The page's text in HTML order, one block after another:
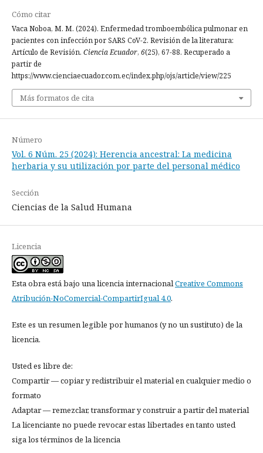
Cómo citar
Vaca Noboa, M. M. (2024). Enfermedad tromboembólica pulmonar en
pacientes con infección por SARS CoV-2. Revisión de la literatura:
Artículo de Revisión. Ciencia Ecuador, 6(25), 67-88. Recuperado a
partir de
https://www.cienciaecuador.com.ec/index.php/ojs/article/view/225
Más formatos de cita
Número
Vol. 6 Núm. 25 (2024): Herencia ancestral: La medicina
herbaria y su utilización por parte del personal médico
Sección
Ciencias de la Salud Humana
Licencia
Esta obra está bajo una licencia internacionalCreative Commons
Atribución-NoComercial-CompartirIgual 4.0.
Este es un resumen legible por humanos (y no un sustituto) de la
licencia.
Usted es libre de:
Compartir — copiar y redistribuir el material en cualquier medio o
formato
Adaptar — remezclar, transformar y construir a partir del material
La licenciante no puede revocar estas libertades en tanto usted
siga los términos de la licencia